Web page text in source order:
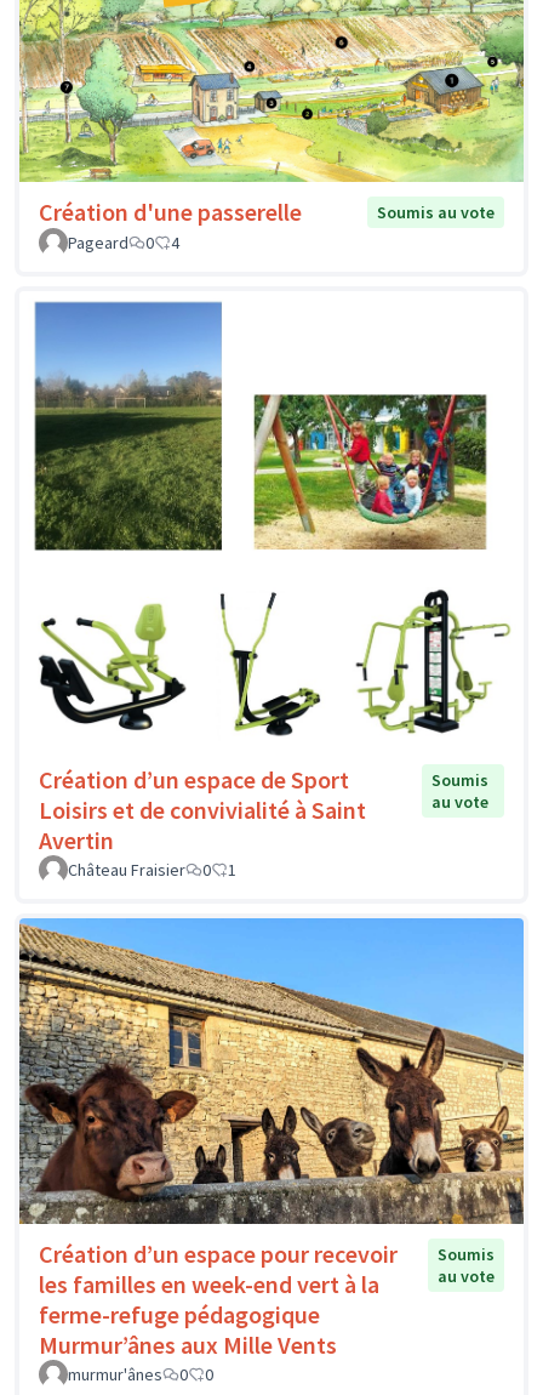
Création d'une passerelle
Soumis au vote
Pageard
0 4
Création d’un espace de Sport
Loisirs et de convivialité à Saint
Avertin
Soumis
au vote
Château Fraisier 0 1
Création d’un espace pour recevoir
les familles en week-end vert à la
ferme-refuge pédagogique
Murmur’ânes aux Mille Vents
Soumis
au vote
murmur'ânes 0 0